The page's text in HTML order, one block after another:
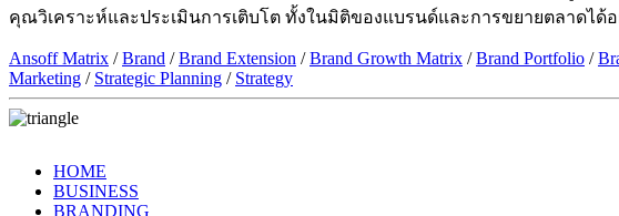
คุณวิเคราะห์และประเมินการเติบโต ทั้งในมิติของแบรนด์และการขยายตลาดได้
Ansoff Matrix /Brand /Brand Extension /Brand Growth Matrix /Brand Portfolio /
Marketing / Strategic Planning / Strategy
HOME
BUSINESS
BRANDING